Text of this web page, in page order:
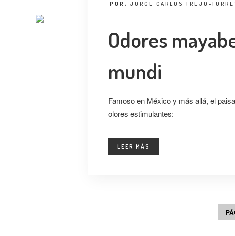
POR: JORGE CARLOS TREJO-
Odores
mundi
Famoso en México y más allá, el
olores estimulantes:
LEER MÁS